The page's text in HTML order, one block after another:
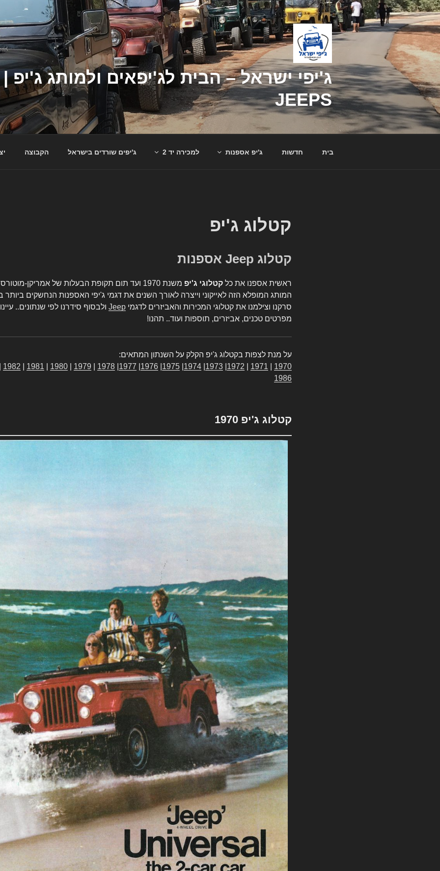
דילוג
לתוכן
JEEPS
בית חדשות ג'יפ אספנות למכירה יד 2 ג'יפים שורדים בישראל הקבוצה
קטלוג ג'יפ
קטלוג Jeep אספנות
ראשית אספנו את כל קטלוגי ג'יפ
משנת 1970 ועד תום תקופת הבעלות של אמריקן-
המותג המופלא הזה לאייקוני וייצרה לאורך השנים את דגמי ג'יפי האספנות הנחשקים
סרקנו וצילמנו את קטלוגי המכירות והאביזרים לדגמי Jeep ולבסוף סידרנו לפי שנתונים..
מפרטים טכנים, אביזרים, תוספות ועוד.. תהנו!
על מנת לצפות בקטלוג ג'יפ הקלק על השנתון המתאים:
1970
1971
1972
1973
1974
1975
1976
1977
1978
1979
1980
1981
1982
1986
קטלוג ג'יפ 1970